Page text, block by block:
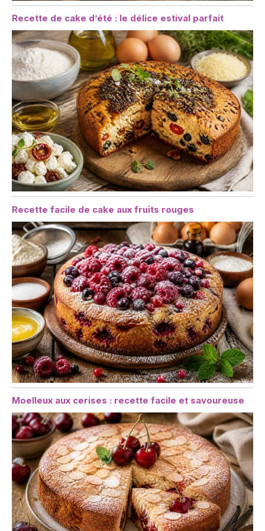
Recette de cake d’été : le délice estival parfait
Recette facile de cake aux fruits rouges
Moelleux aux cerises : recette facile et savoureuse